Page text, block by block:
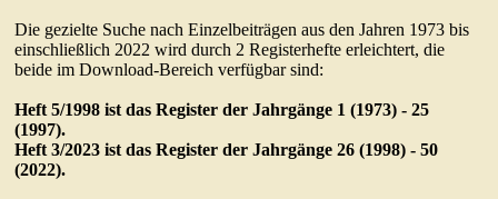
Die gezielte Suche nach Einzelbeiträgen aus den Jahren 1973 bis
einschließlich 2022 wird durch 2 Registerhefte erleichtert, die
beide im Download-Bereich verfügbar sind:
Heft 5/1998 ist das Register der Jahrgänge 1 (1973) - 25
(1997).
Heft 3/2023 ist das Register der Jahrgänge 26 (1998) - 50
(2022).